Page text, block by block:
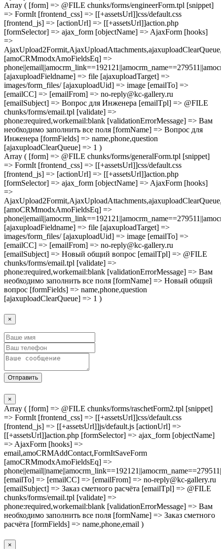
Array ( [form] => @FILE chunks/forms/engineerForm.tpl [snippet]
=> FormIt [frontend_css] => [[+assetsUrl]]css/default.css
[frontend_js] => [actionUrl] => [[+assetsUrl]]action.php
[formSelector] => ajax_form [objectName] => AjaxForm [hooks]
=>
[amoCRMmodxAmoFieldsEq] =>
[ajaxuploadFieldname] => file [ajaxuploadTarget] =>
images/form_files/ [ajaxuploadUid] => image [emailTo] =>
[emailCC] => [emailFrom] => no-reply@kc-gallery.ru
[emailSubject] => Вопрос для Инженера [emailTpl] => @FILE
chunks/forms/email.tpl [validate] =>
phone:required,workemail:blank [validationErrorMessage] => Вам
необходимо заполнить все поля [formName] => Вопрос для
Инженера [formFields] => name,phone,question
[ajaxuploadClearQueue] => 1 )
Array ( [form] => @FILE chunks/forms/generalForm.tpl [snippet]
=> FormIt [frontend_css] => [[+assetsUrl]]css/default.css
[frontend_js] => [actionUrl] => [[+assetsUrl]]action.php
[formSelector] => ajax_form [objectName] => AjaxForm [hooks]
=>
[amoCRMmodxAmoFieldsEq] =>
[ajaxuploadFieldname] => file [ajaxuploadTarget] =>
images/form_files/ [ajaxuploadUid] => image [emailTo] =>
[emailCC] => [emailFrom] => no-reply@kc-gallery.ru
[emailSubject] => Новый общий вопрос [emailTpl] => @FILE
chunks/forms/email.tpl [validate] =>
phone:required,workemail:blank [validationErrorMessage] => Вам
необходимо заполнить все поля [formName] => Новый общий
вопрос [formFields] => name,phone,question
[ajaxuploadClearQueue] => 1 )
×
Отправить
×
Array ( [form] => @FILE chunks/forms/raschetForm2.tpl [snippet]
=> FormIt [frontend_css] => [[+assetsUrl]]css/default.css
[frontend_js] => [[+assetsUrl]]js/default.js [actionUrl] =>
[[+assetsUrl]]action.php [formSelector] => ajax_form [objectName]
=> AjaxForm [hooks] =>
email,amoCRMAddContact,FormItSaveForm
[amoCRMmodxAmoFieldsEq] =>
[emailTo] => [emailCC] => [emailFrom] => no-reply@kc-gallery.ru
[emailSubject] => Заказ сметного расчёта [emailTpl] => @FILE
chunks/forms/email.tpl [validate] =>
phone:required,workemail:blank [validationErrorMessage] => Вам
необходимо заполнить все поля [formName] => Заказ сметного
расчёта [formFields] => name,phone,email )
×